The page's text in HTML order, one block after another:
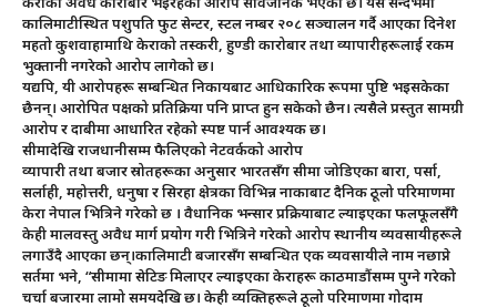
कालिमाटीस्थित पशुपति फुट सेन्टर, स्टल नम्बर २०८ सञ्चालन गर्दै आएका दिनेश
महतो कुशवाहामाथि केराको तस्करी, हुण्डी कारोबार तथा व्यापारीहरूलाई रकम
भुक्तानी नगरेको आरोप लागेको छ।
यद्यपि, यी आरोपहरू सम्बन्धित निकायबाट आधिकारिक रूपमा पुष्टि भइसकेका
छैनन्। आरोपित पक्षको प्रतिक्रिया पनि प्राप्त हुन सकेको छैन। त्यसैले प्रस्तुत सामग्री
आरोप र दाबीमा आधारित रहेको स्पष्ट पार्न आवश्यक छ।
सीमादेखि राजधानीसम्म फैलिएको नेटवर्कको आरोप
व्यापारी तथा बजार स्रोतहरूका अनुसार भारतसँग सीमा जोडिएका बारा, पर्सा,
सर्लाही, महोत्तरी, धनुषा र सिरहा क्षेत्रका विभिन्न नाकाबाट दैनिक ठूलो परिमाणमा
केरा नेपाल भित्रिने गरेको छ । वैधानिक भन्सार प्रक्रियाबाट ल्याइएका फलफूलसँगै
केही मालवस्तु अवैध मार्ग प्रयोग गरी भित्रिने गरेको आरोप स्थानीय व्यवसायीहरूले
लगाउँदै आएका छन्।कालिमाटी बजारसँग सम्बन्धित एक व्यवसायीले नाम नछाप्ने
सर्तमा भने, “सीमामा सेटिङ मिलाएर ल्याइएका केराहरू काठमाडौंसम्म पुग्ने गरेको
चर्चा बजारमा लामो समयदेखि छ। केही व्यक्तिहरूले ठूलो परिमाणमा गोदाम